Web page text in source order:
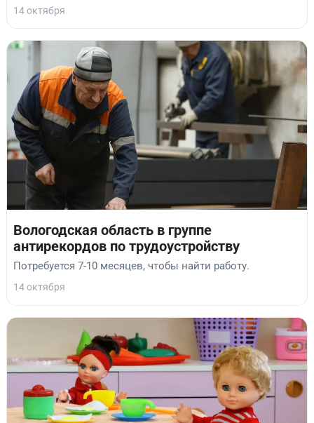
14 октября
Вологодская область в группе
антирекордов по трудоустройству
Потребуется 7-10 месяцев, чтобы найти работу.
14 октября